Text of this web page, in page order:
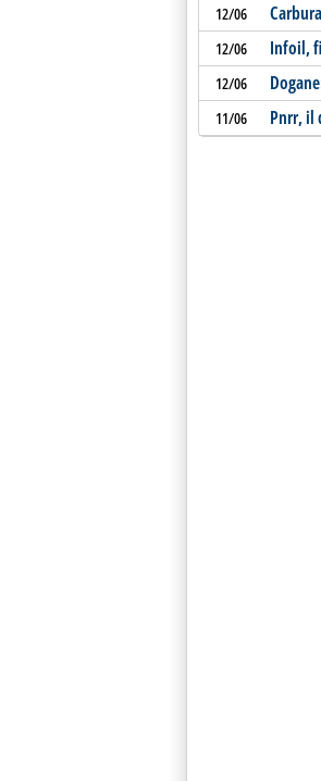
12/06
12/06 Infoil,
12/06
11/06 Pnrr, il